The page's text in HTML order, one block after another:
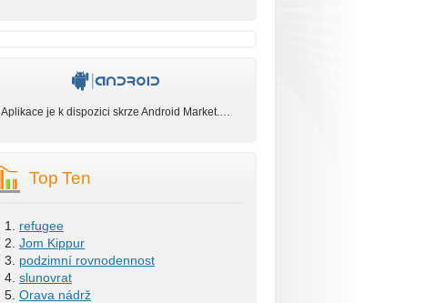
Aplikace je k dispozici skrze Android Market.…
Top Ten
refugee
Jom Kippur
podzimní rovnodennost
slunovrat
Orava nádrž